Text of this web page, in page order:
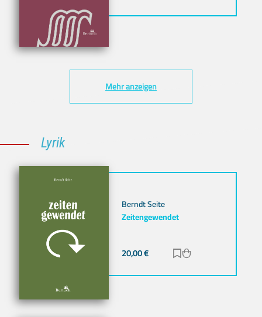
Mehr anzeigen
Lyrik
Berndt Seite
Zeitengewendet
20,00€ Zur Merkliste